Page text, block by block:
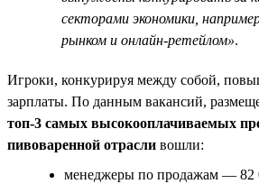
секторами экономики,
рынком и онлайн-ретейлом».
Игроки, конкурируя между собой,
зарплаты. По данным вакансий,
топ-3 самых высокооплачиваемых
пивоваренной отрасли вошли:
менеджеры по продажам — 82